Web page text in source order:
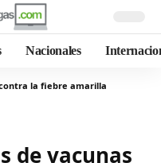
Nacionales
contra la fiebre amarilla
de vacunas